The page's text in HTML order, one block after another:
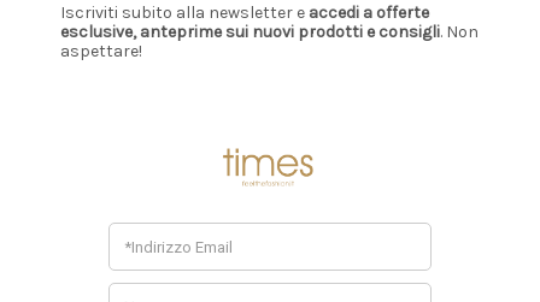
Iscriviti subito alla newsletter e accedi a offerte
esclusive, anteprime sui nuovi prodotti e consigli. Non
aspettare!